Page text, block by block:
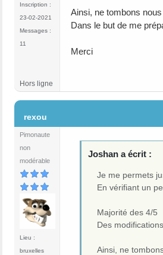
Inscription :
23-02-2021
Messages :
11
Ainsi, ne tombons
Dans le but de me
Merci
Hors ligne
rexou
Pimonaute
non
modérable
Lieu :
bruxelles
Joshan a écrit :
Je me permets
En vérifiant un
Majorité des 4/5
Des
Ainsi, ne